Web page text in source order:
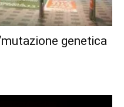
genetica